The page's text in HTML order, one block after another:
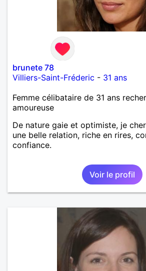
brunete 78
Villiers-Saint-Fréderic - 31 ans
Femme célibataire de 31 ans
amoureuse
De nature gaie et optimiste, je
une belle relation, riche en rires,
confiance.
Voir le profil